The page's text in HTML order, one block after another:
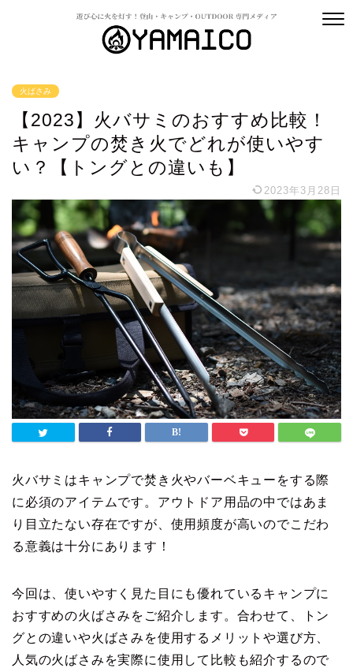
火ばさみ
【2023】火バサミのおすすめ比較！
キャンプの焚き火でどれが使いやす
い？【トングとの違いも】
2023年3月28日
火バサミはキャンプで焚き火やバーベキューをする際
に必須のアイテムです。アウトドア用品の中ではあま
り目立たない存在ですが、使用頻度が高いのでこだわ
る意義は十分にあります！
今回は、使いやすく見た目にも優れているキャンプに
おすすめの火ばさみをご紹介します。合わせて、トン
グとの違いや火ばさみを使用するメリットや選び方、
人気の火ばさみを実際に使用して比較も紹介するので